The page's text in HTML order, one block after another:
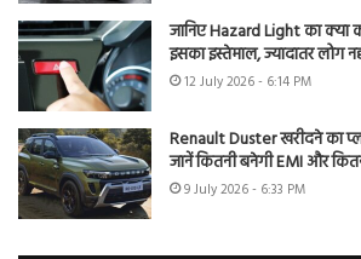
जानिए Hazard Light का
इसका इस्तेमाल, ज्यादातर लोग
12 July 2026 - 6:14 PM
Renault Duster खरीदने का
जानें कितनी बनेगी EMI और
9 July 2026 - 6:33 PM